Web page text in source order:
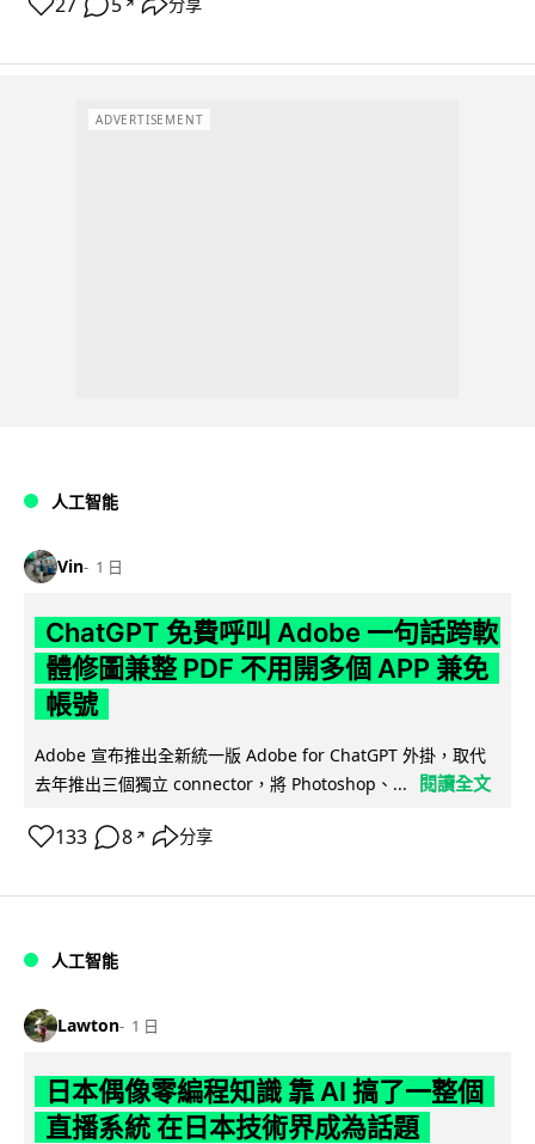
↗
ADVERTISEMENT
人工智能
Vin 1 日
ChatGPT 免費呼叫 Adobe 一句話跨軟
體修圖兼整 PDF 不用開多個 APP 兼免
帳號
Adobe 宣布推出全新統一版 Adobe for ChatGPT 外掛，取代
去年推出三個獨立 connector，將 Photoshop、...
閱讀全文
133 8 ↗ 分享
人工智能
Lawton 1 日
日本偶像零編程知識 靠 AI 搞了一整個
直播系統 在日本技術界成為話題